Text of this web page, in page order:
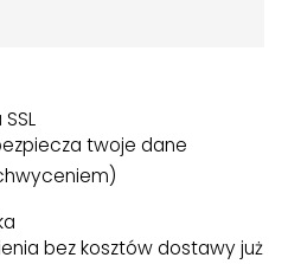
twoje dane
bez kosztów dostawy już